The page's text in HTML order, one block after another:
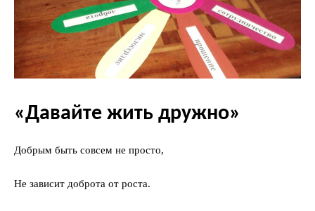
«Давайте жить дружно»
Добрым быть совсем не просто,
Не зависит доброта от роста.